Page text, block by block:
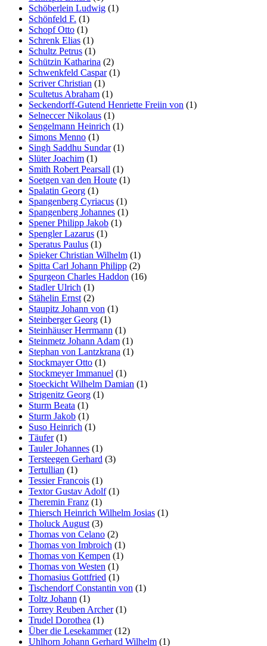
Schöberlein Ludwig (1)
Schönfeld F. (1)
Schopf Otto (1)
Schrenk Elias (1)
Schultz Petrus (1)
Schützin Katharina (2)
Schwenkfeld Caspar(1)
Scriver Christian (1)
Scultetus Abraham (1)
Seckendorff-Gutend Henriette Freiin von (1)
Selneccer Nikolaus (1)
Sengelmann Heinrich (1)
Simons Menno (1)
Singh Saddhu Sundar(1)
Slüter Joachim (1)
Smith Robert Pearsall (1)
Soetgen van den Houte (1)
Spalatin Georg (1)
Spangenberg Cyriacus (1)
Spangenberg Johannes (1)
Spener Philipp Jakob (1)
Spengler Lazarus (1)
Speratus Paulus (1)
Spieker Christian Wilhelm (1)
Spitta Carl Johann Philipp (2)
Spurgeon Charles Haddon (16)
Stadler Ulrich (1)
Stähelin Ernst (2)
Staupitz Johann von (1)
Steinberger Georg (1)
Steinhäuser Herrmann (1)
Steinmetz Johann Adam (1)
Stephan von Lantzkrana (1)
Stockmayer Otto (1)
Stockmeyer Immanuel (1)
Stoeckicht Wilhelm Damian (1)
Strigenitz Georg (1)
Sturm Beata (1)
Sturm Jakob (1)
Suso Heinrich (1)
Täufer(1)
Tauler Johannes (1)
Tersteegen Gerhard (3)
Tertullian (1)
Tessier Francois (1)
Textor Gustav Adolf(1)
Theremin Franz (1)
Thiersch Heinrich Wilhelm Josias (1)
Tholuck August (3)
Thomas von Celano (2)
Thomas von Imbroich (1)
Thomas von Kempen (1)
Thomas von Westen (1)
Thomasius Gottfried (1)
Tischendorf Constantin von (1)
Toltz Johann (1)
Torrey Reuben Archer(1)
Trudel Dorothea (1)
Über die Lesekammer(12)
Uhlhorn Johann Gerhard Wilhelm (1)